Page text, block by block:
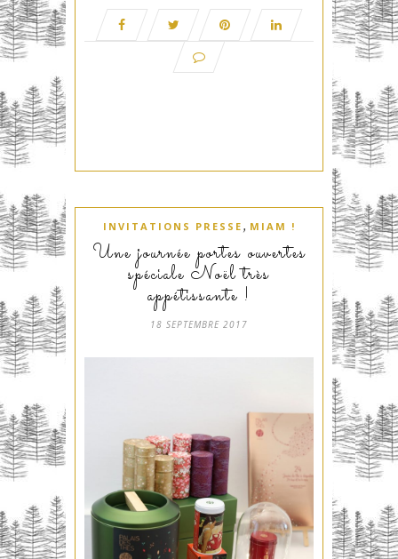
INVITATIONS PRESSE , MIAM !
Une journée portes ouvertes
spéciale Noël très
appétissante !
18 SEPTEMBRE 2017